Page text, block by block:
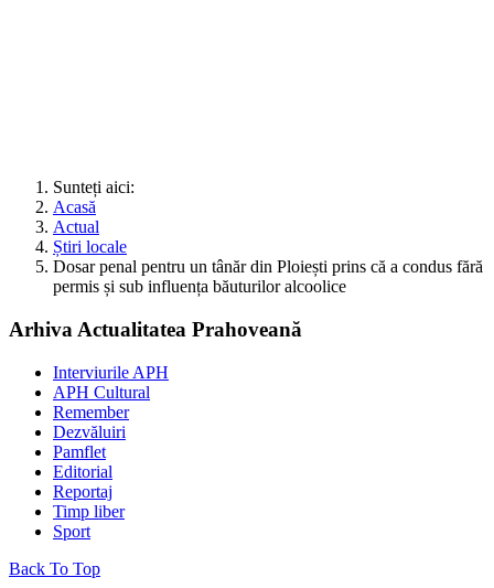
Sunteți aici:
Acasă
Actual
Știri locale
Dosar penal pentru un tânăr din Ploiești prins că a condus fără
permis și sub influența băuturilor alcoolice
Arhiva Actualitatea Prahoveană
Interviurile APH
APH Cultural
Remember
Dezvăluiri
Pamflet
Editorial
Reportaj
Timp liber
Sport
Back To Top